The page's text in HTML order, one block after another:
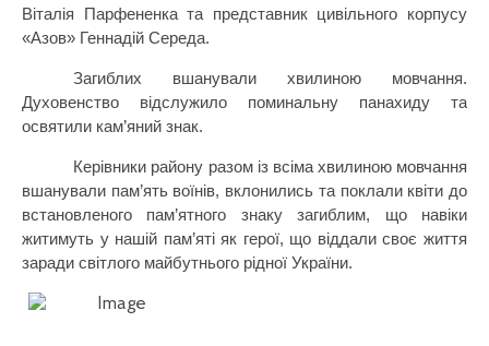
Віталія Парфененка та представник цивільного корпусу
«Азов» Геннадій Середа.
Загиблих вшанували хвилиною мовчання.
Духовенство відслужило поминальну панахиду та
освятили кам’яний знак.
Керівники району разом із всімахвилиною мовчання
вшанували пам’ять воїнів, вклонились та поклали квіти до
встановленого пам’ятного знаку загиблим, що навіки
житимуть у нашій пам’яті як герої, що віддали своє життя
заради світлого майбутнього рідної України.